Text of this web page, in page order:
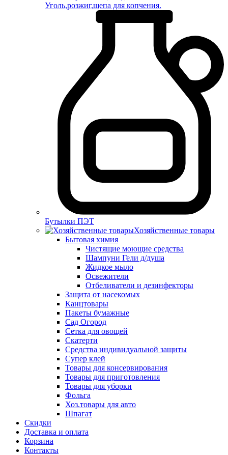
Уголь,розжиг,щепа для копчения.
Бутылки ПЭТ
Хозяйственные товары
Бытовая химия
Чистящие моющие средства
Шампуни Гели д/душа
Жидкое мыло
Освежители
Отбеливатели и дезинфекторы
Защита от насекомых
Канцтовары
Пакеты бумажные
Сад Огород
Сетка для овощей
Скатерти
Средства индивидуальной защиты
Супер клей
Товары для консервирования
Товары для приготовления
Товары для уборки
Фольга
Хоз.товары для авто
Шпагат
Скидки
Доставка и оплата
Корзина
Контакты